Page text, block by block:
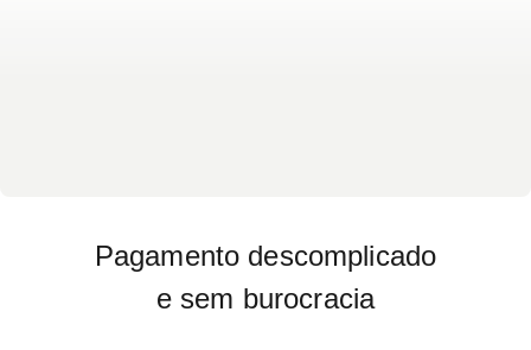
Pagamento descomplicado
e sem burocracia